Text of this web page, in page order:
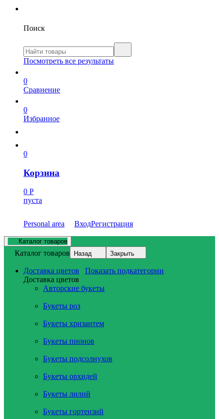
Поиск
Посмотреть все результаты
0
Сравнение
0
Избранное
0
Корзина
0 Р
пуста
Personal area ВходРегистрация
Каталог товаров
Каталог товаров Назад Закрыть
Доставка цветов
Показать подкатегории
Доставка цветов
Авторские букеты
Букеты роз
Букеты хризантем
Букеты пионов
Букеты подсолнухов
Букеты орхидей
Букеты лилий
Букеты гортензий